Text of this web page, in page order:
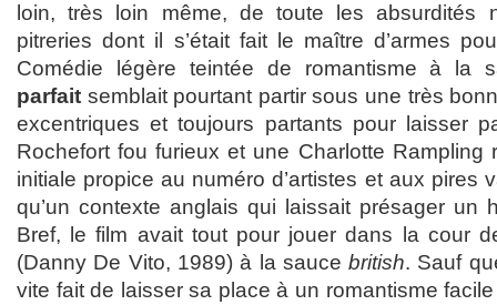
loin, très loin même, de toute les absurdités
pitreries dont il s’était fait le maître d’armes
Comédie légère teintée de romantisme à la
parfait semblait pourtant partir sous une très
excentriques et toujours partants pour laisser
Rochefort fou furieux et une Charlotte Rampling
initiale propice au numéro d’artistes et aux pires
qu’un contexte anglais qui laissait présager un
Bref, le film avait tout pour jouer dans la cour
(Danny De Vito, 1989) à la saucebritish. Sauf
vite fait de laisser sa place à un romantisme